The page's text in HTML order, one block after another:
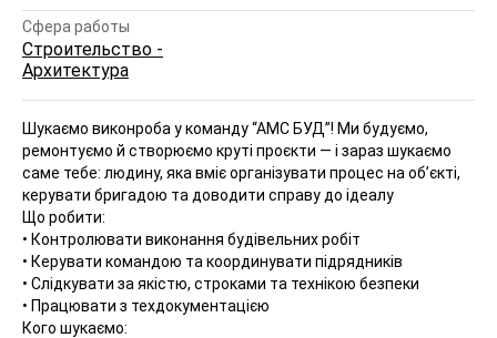
Сфера работы
Строительство -
Архитектура
Шукаємо виконроба у команду “АМС БУД”! Ми будуємо,
ремонтуємо й створюємо круті проєкти — і зараз шукаємо
саме тебе: людину, яка вміє організувати процес на об’єкті,
керувати бригадою та доводити справу до ідеалу
Що робити:
• Контролювати виконання будівельних робіт
• Керувати командою та координувати підрядників
• Слідкувати за якістю, строками та технікою безпеки
• Працювати з техдокументацією
Кого шукаємо: